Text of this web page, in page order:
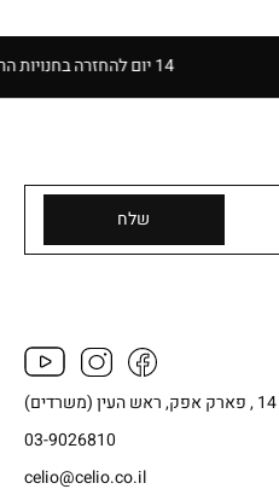
שלח
03-9026810
celio@celio.co.il